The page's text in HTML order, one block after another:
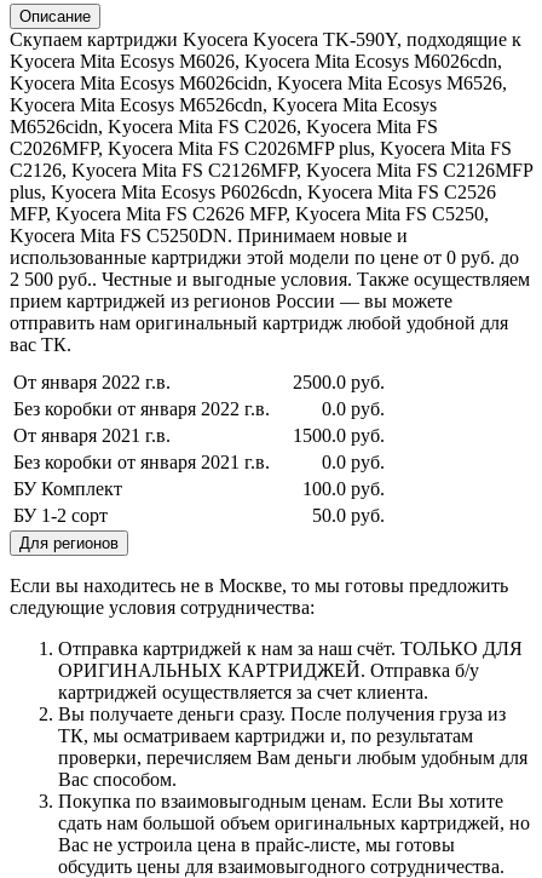
Описание
Скупаем картриджи Kyocera Kyocera TK-590Y, подходящие к
Kyocera Mita Ecosys M6026, Kyocera Mita Ecosys M6026cdn,
Kyocera Mita Ecosys M6026cidn, Kyocera Mita Ecosys M6526,
Kyocera Mita Ecosys M6526cdn, Kyocera Mita Ecosys
M6526cidn, Kyocera Mita FS C2026, Kyocera Mita FS
C2026MFP, Kyocera Mita FS C2026MFP plus, Kyocera Mita FS
C2126, Kyocera Mita FS C2126MFP, Kyocera Mita FS C2126MFP
plus, Kyocera Mita Ecosys P6026cdn, Kyocera Mita FS C2526
MFP, Kyocera Mita FS C2626 MFP, Kyocera Mita FS C5250,
Kyocera Mita FS C5250DN. Принимаем новые и
использованные картриджи этой модели по цене от 0 руб. до
2 500 руб.. Честные и выгодные условия. Также осуществляем
прием картриджей из регионов России — вы можете
отправить нам оригинальный картридж любой удобной для
вас ТК.
От января 2022 г.в.
2500.0 руб.
Без коробки от января 2022 г.в.
0.0 руб.
От января 2021 г.в.
1500.0 руб.
Без коробки от января 2021 г.в.
0.0 руб.
БУ Комплект
100.0 руб.
БУ 1-2 сорт
50.0 руб.
Для регионов
Если вы находитесь не в Москве, то мы готовы предложить
следующие условия сотрудничества:
Отправка картриджей к нам за наш счёт. ТОЛЬКО ДЛЯ
ОРИГИНАЛЬНЫХ КАРТРИДЖЕЙ. Отправка б/у
картриджей осуществляется за счет клиента.
Вы получаете деньги сразу. После получения груза из
ТК, мы осматриваем картриджи и, по результатам
проверки, перечисляем Вам деньги любым удобным для
Вас способом.
Покупка по взаимовыгодным ценам. Если Вы хотите
сдать нам большой объем оригинальных картриджей, но
Вас не устроила цена в прайс-листе, мы готовы
обсудить цены для взаимовыгодного сотрудничества.